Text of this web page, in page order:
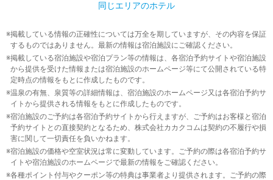
同じエリアのホテル
掲載している情報の正確性については万全を期していますが、その内容を保証
するものではありません。最新の情報は宿泊施設にご確認ください。
掲載している宿泊施設や宿泊プラン等の情報は、各宿泊予約サイトや宿泊施設
から提供を受けた情報または宿泊施設のホームページ等にて公開されている特
定時点の情報をもとに作成したものです。
温泉の有無、泉質等の詳細情報は、宿泊施設のホームページ又は各宿泊予約サ
イトから提供される情報をもとに作成したものです。
宿泊施設のご予約は各宿泊予約サイトから行えますが、ご予約はお客様と宿泊
予約サイトとの直接契約となるため、株式会社カカクコムは契約の不履行や損
害に関して一切責任を負いかねます。
宿泊施設の価格や空室状況は常に変動しています。ご予約の際は各宿泊予約サ
イトや宿泊施設のホームページで最新の情報をご確認ください。
各種ポイント付与やクーポン等の特典は事業者より提供されます。ご予約の際